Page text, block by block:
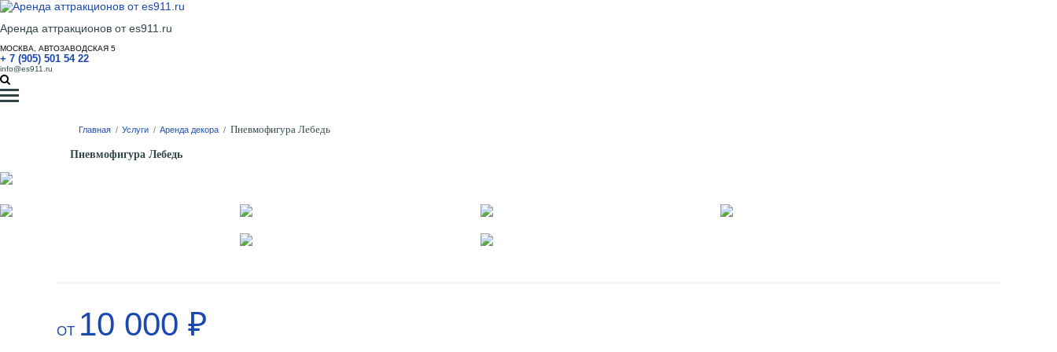
Аренда аттракционов от es911.ru
МОСКВА, АВТОЗАВОДСКАЯ 5
+ 7 (905) 501 54 22
info@es911.ru
Главная / Услуги / Аренда декора / Пневмофигура Лебедь
Пневмофигура Лебедь
ОТ 10 000 ₽